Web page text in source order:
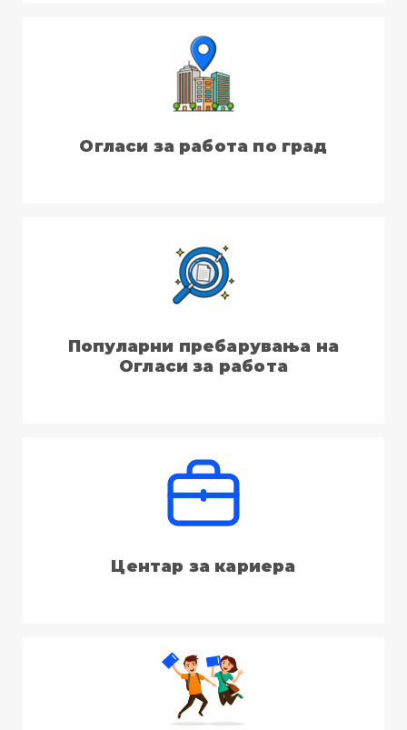
Огласи за работа по град
Популарни пребарувања на
Огласи за работа
Центар за кариера